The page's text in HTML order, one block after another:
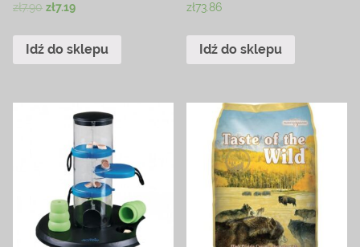
zł7.90 zł7.19
Idź do sklepu
zł73.86
Idź do sklepu